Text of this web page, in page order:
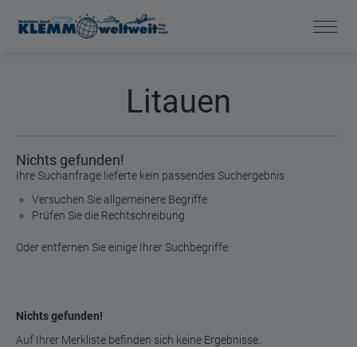
Litauen
Nichts gefunden!
Ihre Suchanfrage lieferte kein passendes Suchergebnis
Versuchen Sie allgemeinere Begriffe
Prüfen Sie die Rechtschreibung
Oder entfernen Sie einige Ihrer Suchbegriffe:
Nichts gefunden!
Auf Ihrer Merkliste befinden sich keine Ergebnisse.